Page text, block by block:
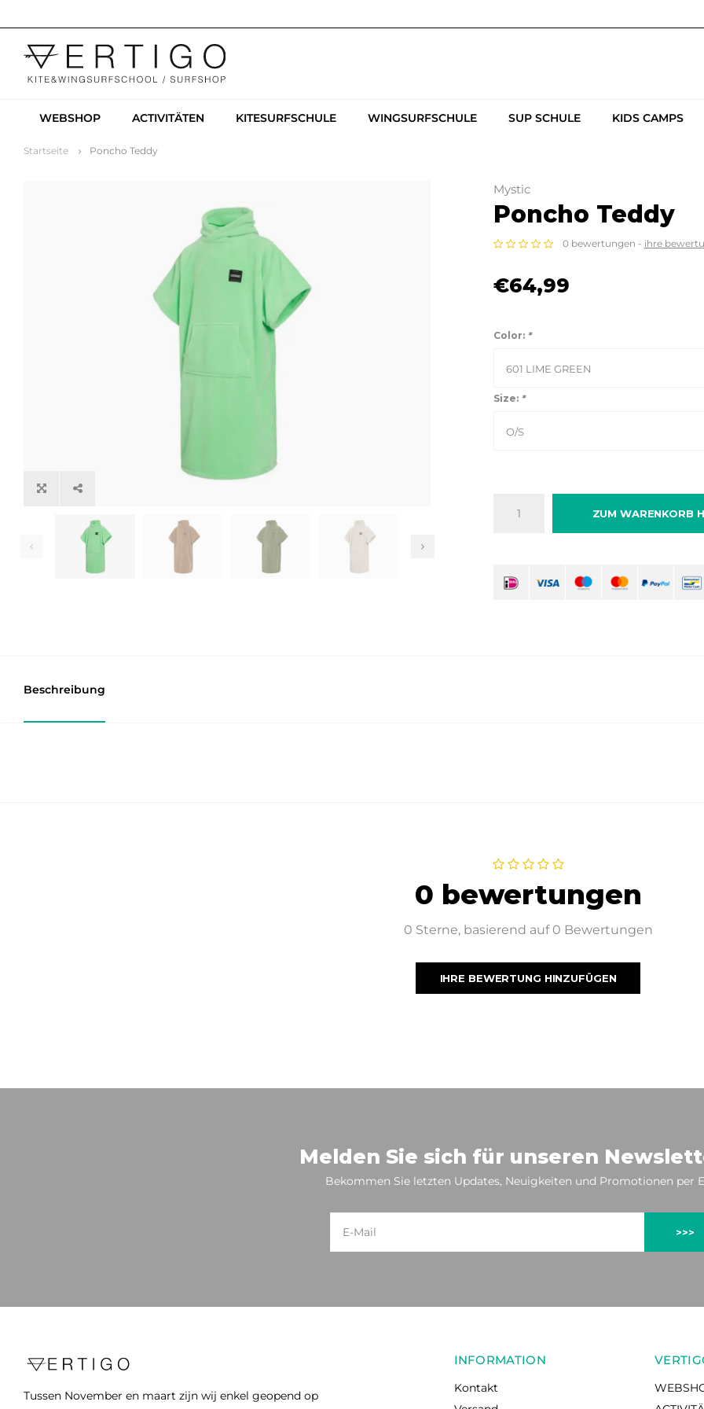
WEBSHOP ACTIVITÄTEN KITESURFSCHULE WINGSURFSCHULE SUP SCHULE KIDS CAMPS
Startseite Poncho Teddy
Mystic
Poncho Teddy
0 bewertungen - ihre
€64,99
Color: *
601 LIME GREEN
Size: *
O/S
ZUM WARENKORB
Beschreibung
0 bewertungen
0 Sterne, basierend auf 0 Bewertungen
IHRE BEWERTUNG HINZUFÜGEN
Melden Sie sich für unseren
Bekommen Sie letzten Updates, Neuigkeiten und Promotionen per
>>>
Tussen November en maart zijn wij enkel geopend op
INFORMATION
Kontakt